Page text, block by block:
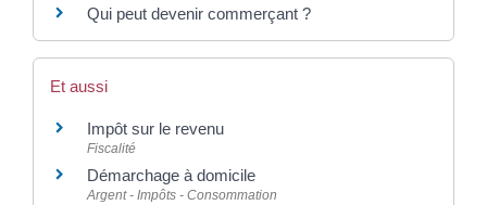
Qui peut devenir commerçant ?
Et aussi
Impôt sur le revenu
Fiscalité
Démarchage à domicile
Argent - Impôts - Consommation